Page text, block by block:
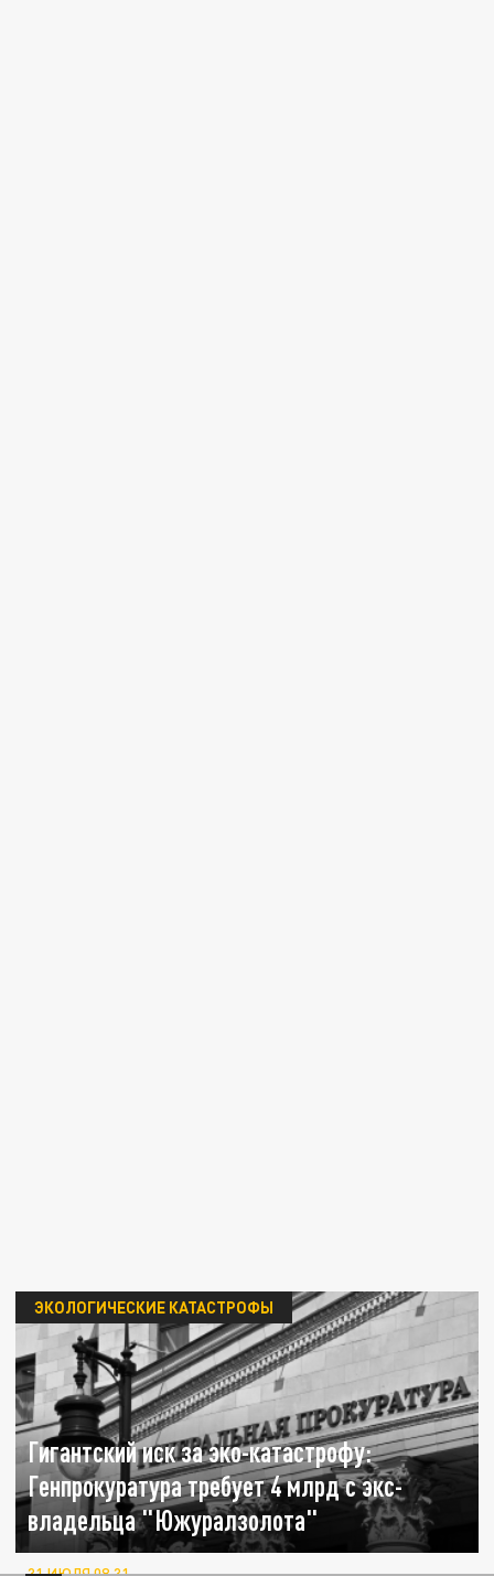
Гигантский иск за эко-катастрофу:
Генпрокуратура требует 4 млрд с экс-
владельца "Южуралзолота"
ЭКОЛОГИЧЕСКИЕ КАТАСТРОФЫ